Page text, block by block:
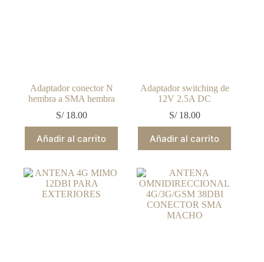
Adaptador conector N
hembra a SMA hembra
S/18.00
Añadir al carrito
Adaptador switching de
12V 2.5A DC
S/18.00
Añadir al carrito